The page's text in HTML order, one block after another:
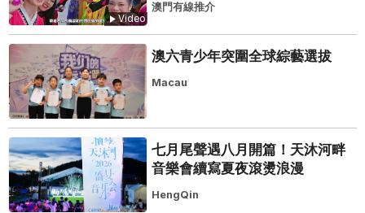
Video
澳門有線推介
澳六青少年突圍全球綜藝選拔
Macau
七月尾聲遇八月開篇！天沐河畔
音樂會續寫夏夜滾燙浪漫
HengQin